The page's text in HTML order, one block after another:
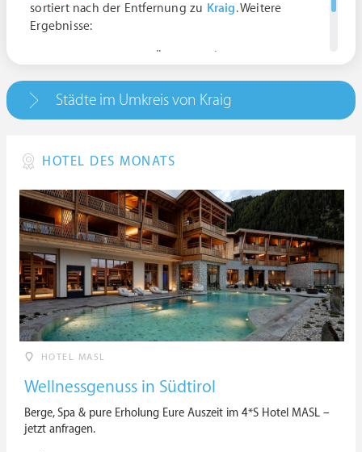
sortiert nach der Entfernung zu Kraig. Weitere
Ergebnisse:
Städte im Umkreis von Kraig
HOTEL DES MONATS
HOTEL MASL
Wellnessgenuss in Südtirol
Berge, Spa & pure Erholung Eure Auszeit im 4*S Hotel MASL –
jetzt anfragen.